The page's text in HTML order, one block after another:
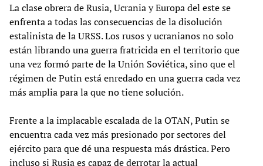
La clase obrera de Rusia, Ucrania y Europa del este se
enfrenta a todas las consecuencias de la disolución
estalinista de la URSS. Los rusos y ucranianos no solo
están librando una guerra fratricida en el territorio que
una vez formó parte de la Unión Soviética, sino que el
régimen de Putin está enredado en una guerra cada vez
más amplia para la que no tiene solución.
Frente a la implacable escalada de la OTAN, Putin se
encuentra cada vez más presionado por sectores del
ejército para que dé una respuesta más drástica. Pero
incluso si Rusia es capaz de derrotar la actual